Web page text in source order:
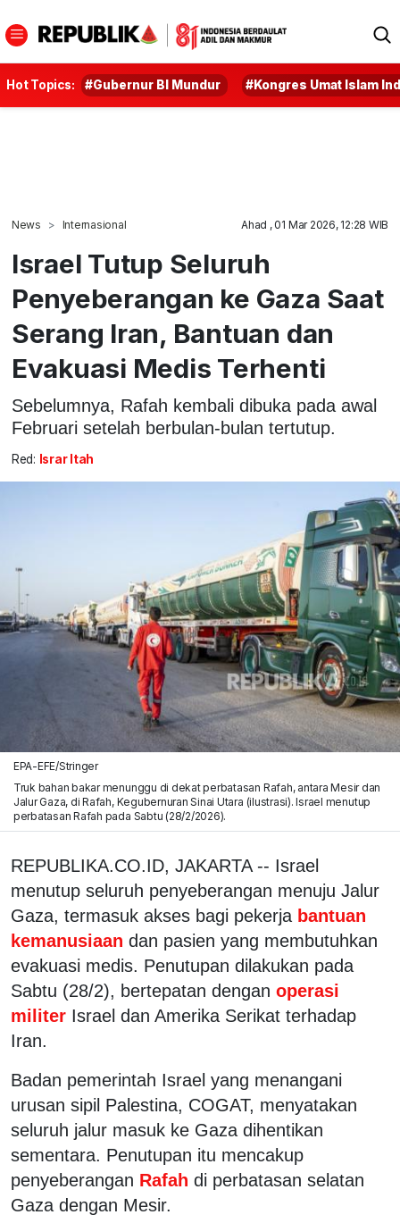
Hot Topics: #Gubernur BI Mundur #Kongres Umat Islam
News Internasional Ahad , 01 Mar 2026, 12:28 WIB
Israel Tutup Seluruh
Penyeberangan ke Gaza Saat
Serang Iran, Bantuan dan
Evakuasi Medis Terhenti
Sebelumnya, Rafah kembali dibuka pada awal
Februari setelah berbulan-bulan tertutup.
Red: Israr Itah
EPA-EFE/Stringer
Truk bahan bakar menunggu di dekat perbatasan Rafah, antara Mesir dan
Jalur Gaza, di Rafah, Kegubernuran Sinai Utara (ilustrasi). Israel menutup
perbatasan Rafah pada Sabtu (28/2/2026).
REPUBLIKA.CO.ID, JAKARTA -- Israel
menutup seluruh penyeberangan menuju Jalur
Gaza, termasuk akses bagi pekerja bantuan
kemanusiaan dan pasien yang membutuhkan
evakuasi medis. Penutupan dilakukan pada
Sabtu (28/2), bertepatan dengan operasi
militer Israel dan Amerika Serikat terhadap
Iran.
Badan pemerintah Israel yang menangani
urusan sipil Palestina, COGAT, menyatakan
seluruh jalur masuk ke Gaza dihentikan
sementara. Penutupan itu mencakup
penyeberangan Rafah di perbatasan selatan
Gaza dengan Mesir.